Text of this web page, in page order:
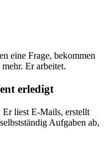
eine Frage, bekommen
Er arbeitet.
erledigt
liest E-Mails, erstellt
Aufgaben ab,